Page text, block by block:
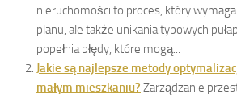
nieruchomości to proces, który
planu, ale także unikania typowych
popełnia błędy, które mogą...
Jakie są najlepsze metody
małym mieszkaniu? Zarządzanie